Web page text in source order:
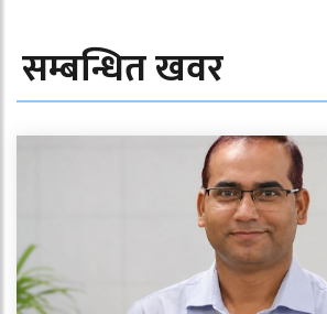
सम्बन्धित खवर